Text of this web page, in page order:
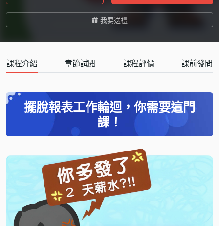
我要送禮
課程介紹 章節試閱 課程評價 課前發問
擺脫報表工作輪迴，你需要這門
課！